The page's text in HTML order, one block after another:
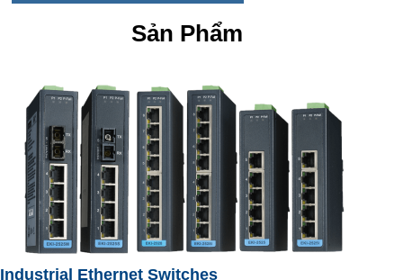
Sản Phẩm
Industrial Ethernet Switches